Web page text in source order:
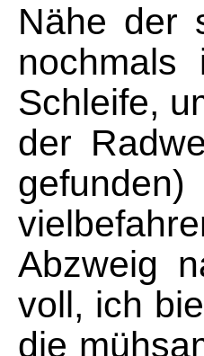
Nähe der
nochmals
Schleife,
der
Abzweig
voll, ich
die